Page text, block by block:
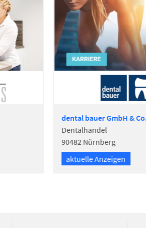
dental bauer GmbH &
Dentalhandel
90482 Nürnberg
aktuelle Anzeigen